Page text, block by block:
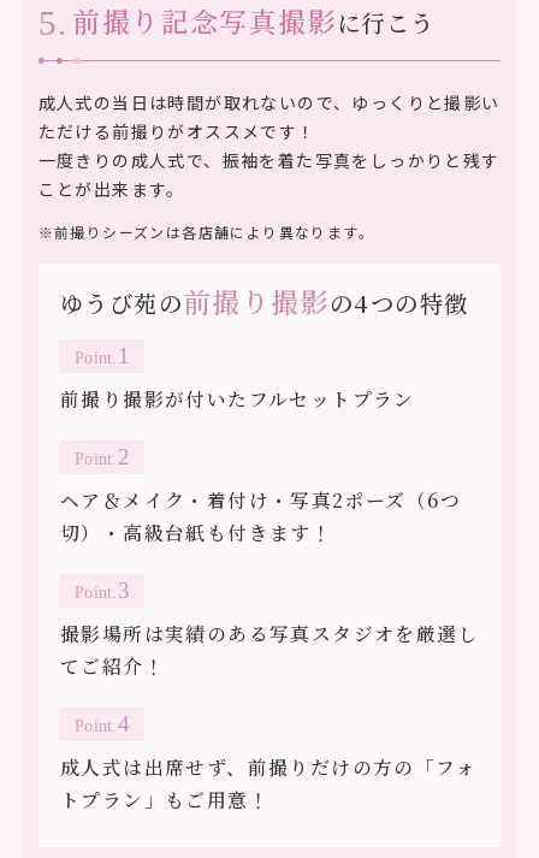
前撮り記念写真撮影に行こう
成人式の当日は時間が取れないので、ゆっくりと撮影い
ただける前撮りがオススメです！
一度きりの成人式で、振袖を着た写真をしっかりと残す
ことが出来ます。
※前撮りシーズンは各店舗により異なります。
ゆうび苑の前撮り撮影の4つの特徴
Point.
前撮り撮影が付いたフルセットプラン
Point.
ヘア＆メイク・着付け・写真2ポーズ（6つ
切）・高級台紙も付きます！
Point.
撮影場所は実績のある写真スタジオを厳選し
てご紹介！
Point.
成人式は出席せず、前撮りだけの方の「フォ
トプラン」もご用意！